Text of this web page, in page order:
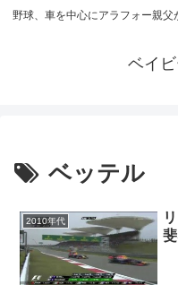
野球、車を中心にアラフォー親父
ベイ
ベッテル
2010年代